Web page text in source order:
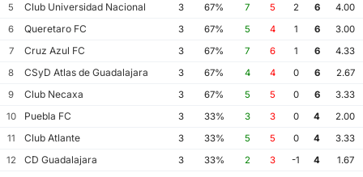
5 Club Universidad Nacional 3 67% 7 5 2 6
4.00
6
Queretaro FC 3 67% 5 4 1 6
3.00
7
Cruz Azul FC 3 67% 7 6 1 6
4.33
8
CSyD Atlas de Guadalajara 3 67% 4 4 0 6
2.67
9
Club Necaxa 3 67% 5 5 0 6
3.33
10
Puebla FC 3 33% 3 3 0 4
2.00
11
Club Atlante 3 33% 5 5 0 4
3.33
12
CD Guadalajara 3 33% 2 3 -1 4
1.67